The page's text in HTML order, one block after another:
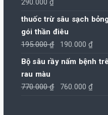
290.000₫
thuốc trừ sâu sạch
gói thần điêu
195.000₫
Giá
gốc
195.000 ₫.
190.000₫
hiện
Bộ sâu rầy nấm bệnh
rau màu
770.000₫
Giá
760.000₫